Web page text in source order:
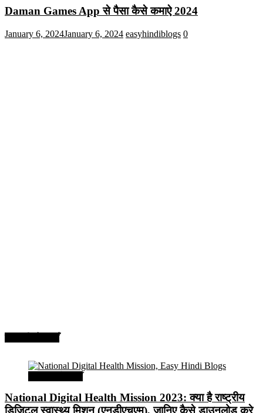
Daman Games App से पैसा कैसे कमाऐ 2024
January 6, 2024January 6, 2024 easyhindiblogs 0
National Digital Health Mission 2023: क्या है राष्ट्रीय
डिजिटल स्वास्थ्य मिशन (एनडीएचएम), जानिए कैसे डाउनलोड करे